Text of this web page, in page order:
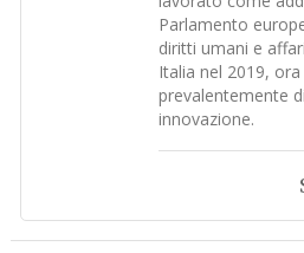
Parlamento
diritti umani e
Italia nel 2019,
prevalentemente
innovazione.